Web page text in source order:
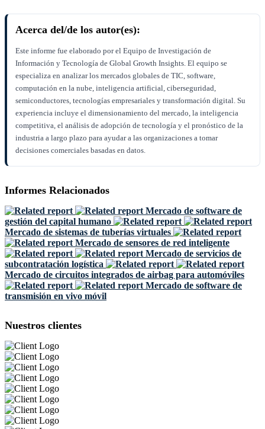
Acerca del/de los autor(es):
Este informe fue elaborado por el Equipo de Investigación de
Información y Tecnología de Global Growth Insights. El equipo se
especializa en analizar los mercados globales de TIC, software,
computación en la nube, inteligencia artificial, ciberseguridad,
semiconductores, tecnologías empresariales y transformación digital. Su
experiencia incluye el dimensionamiento del mercado, la inteligencia
competitiva, el análisis de adopción de tecnología y el pronóstico de la
industria a largo plazo para ayudar a las organizaciones a tomar
decisiones comerciales basadas en datos.
Informes Relacionados
Mercado de software de
gestión del capital humano
Mercado de sistemas de tuberías virtuales
Mercado de sensores de red inteligente
Mercado de servicios de
subcontratación logística
Mercado de circuitos integrados de airbag para automóviles
Mercado de software de
transmisión en vivo móvil
Nuestros clientes